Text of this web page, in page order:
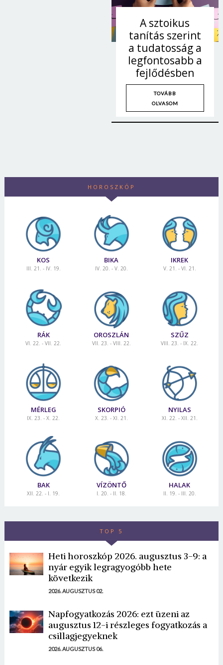
A sztoikus
tanítás szerint
a tudatosság a
legfontosabb a
fejlődésben
TOVÁBB
OLVASOM
HOROSZKÓP
KOS
III. 21. - IV. 19.
BIKA
IV. 20. - V. 20.
IKREK
V. 21. - VI. 21.
RÁK
VI. 22. - VII. 22.
OROSZLÁN
VII. 23. - VIII. 22.
SZŰZ
VIII. 23. - IX. 22.
MÉRLEG
IX. 23. - X. 22.
SKORPIÓ
X. 23. - XI. 21.
NYILAS
XI. 22. - XII. 21.
BAK
XII. 22. - I. 19.
VÍZÖNTŐ
I. 20. - II. 18.
HALAK
II. 19. - III. 20.
TOP 5
Heti horoszkóp 2026. augusztus 3-9: a
nyár egyik legragyogóbb hete
következik
2026. AUGUSZTUS 02.
Napfogyatkozás 2026: ezt üzeni az
augusztus 12-i részleges fogyatkozás a
csillagjegyeknek
2026. AUGUSZTUS 06.